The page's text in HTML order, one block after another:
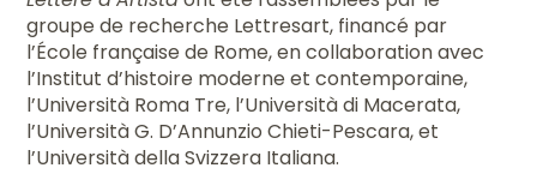
groupe de recherche Lettresart, financé par
l’École française de Rome, en collaboration avec
l’Institut d’histoire moderne et contemporaine,
l’Università Roma Tre, l’Università di Macerata,
l’Università G. D’Annunzio Chieti-Pescara, et
l’Università della Svizzera Italiana.